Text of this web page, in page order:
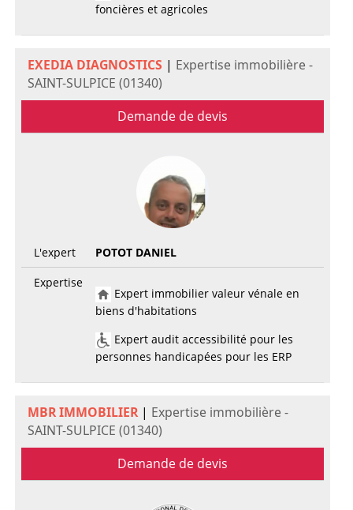
foncières et agricoles
EXEDIA DIAGNOSTICS | Expertise immobilière -
SAINT-SULPICE (01340)
Demande de devis
L'expert
POTOT DANIEL
Expertise
Expert immobilier valeur vénale en
biens d'habitations
Expert audit accessibilité pour les
personnes handicapées pour les ERP
MBR IMMOBILIER| Expertise immobilière -
SAINT-SULPICE (01340)
Demande de devis